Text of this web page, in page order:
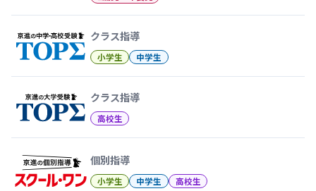
クラス指導
小学生 中学生
クラス指導
高校生
個別指導
小学生 中学生 高校生